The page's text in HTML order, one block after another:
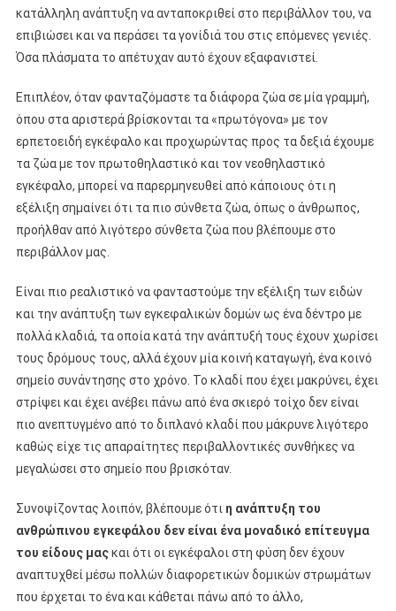
κατάλληλη ανάπτυξη να ανταποκριθεί στο περιβάλλον του, να
επιβιώσει και να περάσει τα γονίδιά του στις επόμενες γενιές.
Όσα πλάσματα το απέτυχαν αυτό έχουν εξαφανιστεί.
Επιπλέον, όταν φανταζόμαστε τα διάφορα ζώα σε μία γραμμή,
όπου στα αριστερά βρίσκονται τα «πρωτόγονα» με τον
ερπετοειδή εγκέφαλο και προχωρώντας προς τα δεξιά έχουμε
τα ζώα με τον πρωτοθηλαστικό και τον νεοθηλαστικό
εγκέφαλο, μπορεί να παρερμηνευθεί από κάποιους ότι η
εξέλιξη σημαίνει ότι τα πιο σύνθετα ζώα, όπως ο άνθρωπος,
προήλθαν από λιγότερο σύνθετα ζώα που βλέπουμε στο
περιβάλλον μας.
Είναι πιο ρεαλιστικό να φανταστούμε την εξέλιξη των ειδών
και την ανάπτυξη των εγκεφαλικών δομών ως ένα δέντρο με
πολλά κλαδιά, τα οποία κατά την ανάπτυξή τους έχουν χωρίσει
τους δρόμους τους, αλλά έχουν μία κοινή καταγωγή, ένα κοινό
σημείο συνάντησης στο χρόνο. Το κλαδί που έχει μακρύνει, έχει
στρίψει και έχει ανέβει πάνω από ένα σκιερό τοίχο δεν είναι
πιο ανεπτυγμένο από το διπλανό κλαδί που μάκρυνε λιγότερο
καθώς είχε τις απαραίτητες περιβαλλοντικές συνθήκες να
μεγαλώσει στο σημείο που βρισκόταν.
Συνοψίζοντας λοιπόν, βλέπουμε ότι η ανάπτυξη του
ανθρώπινου εγκεφάλου δεν είναι ένα μοναδικό επίτευγμα
του είδους μαςκαι ότι οι εγκέφαλοι στη φύση δεν έχουν
αναπτυχθεί μέσω πολλών διαφορετικών δομικών στρωμάτων
που έρχεται το ένα και κάθεται πάνω από το άλλο,